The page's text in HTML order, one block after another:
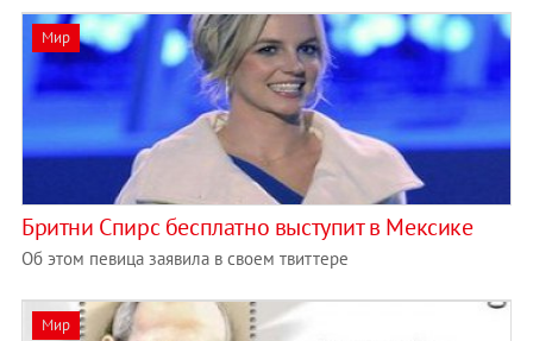
Мир
Бритни Спирс бесплатно выступит в Мексике
Об этом певица заявила в своем твиттере
Мир